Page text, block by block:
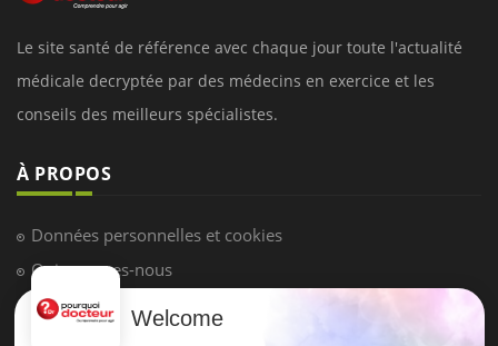
Le site santé de référence avec chaque jour toute l'actualité
médicale decryptée par des médecins en exercice et les
conseils des meilleurs spécialistes.
À PROPOS
Données personnelles et cookies
Qui sommes-nous
Conditions d'utilisation
Welcome